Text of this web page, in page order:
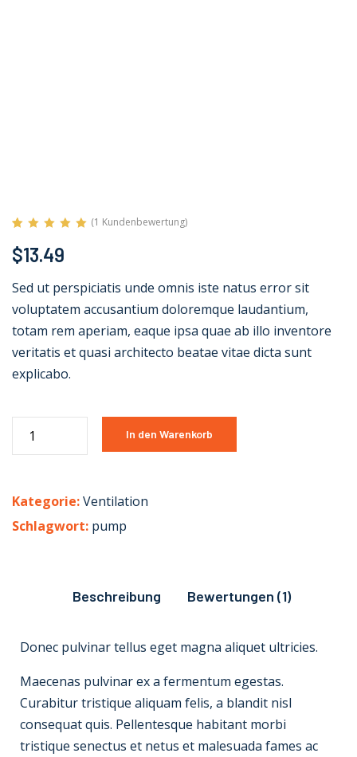
5.00von 5,
Kundenbewertung
(1 Kundenbewertung)
$13.49
Sed ut perspiciatis unde omnis iste natus error sit
voluptatem accusantium doloremque laudantium,
totam rem aperiam, eaque ipsa quae ab illo inventore
veritatis et quasi architecto beatae vitae dicta sunt
explicabo.
In den Warenkorb
Kategorie:Ventilation
Schlagwort: pump
Beschreibung Bewertungen (1)
Donec pulvinar tellus eget magna aliquet ultricies.
Maecenas pulvinar ex a fermentum egestas.
Curabitur tristique aliquam felis, a blandit nisl
consequat quis. Pellentesque habitant morbi
tristique senectus et netus et malesuada fames ac